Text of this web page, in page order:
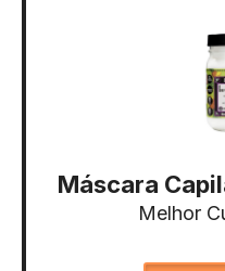
Máscara
Melhor